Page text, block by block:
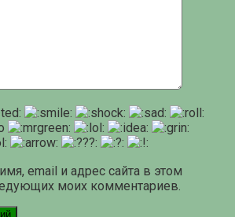
email и адрес сайта в этом
моих комментариев.